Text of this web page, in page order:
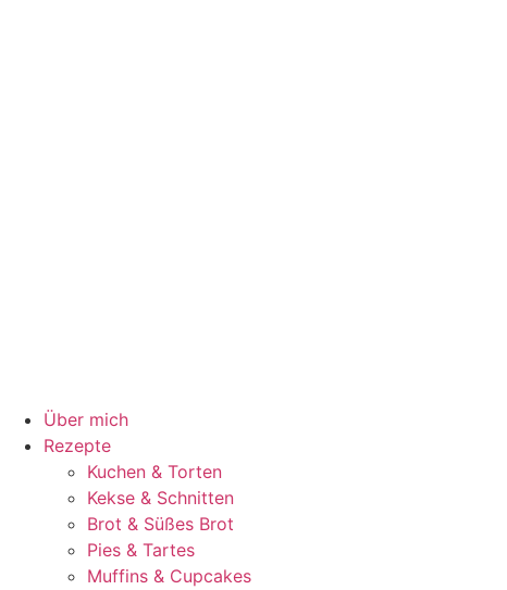
Über mich
Rezepte
Kuchen & Torten
Kekse & Schnitten
Brot & Süßes Brot
Pies & Tartes
Muffins & Cupcakes